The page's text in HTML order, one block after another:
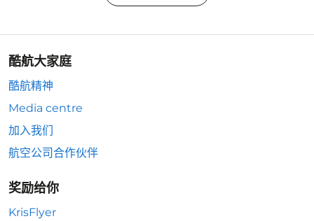
酷航大家庭
酷航精神
Media centre
加入我们
航空公司合作伙伴
奖励给你
KrisFlyer